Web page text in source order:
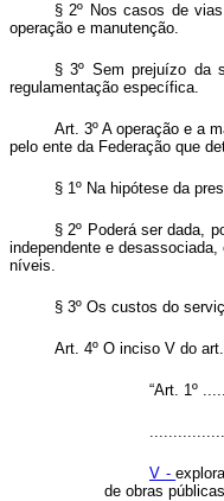
§ 2º Nos casos de
operação e manutenção.
§ 3º Sem prejuízo da
regulamentação específica.
Art. 3º A operação e a
pelo ente da Federação que
§ 1º Na hipótese da
§ 2º Poderá ser dada,
independente e
níveis.
§ 3º Os custos do
Art. 4º O inciso V do
“Art. 1º
V -
de obras